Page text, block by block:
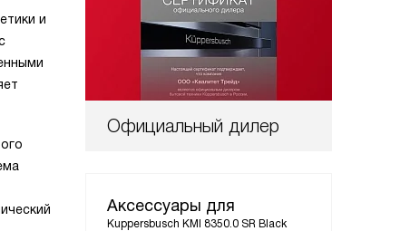
Официальный дилер
Аксессуары для
Kuppersbusch KMI 8350.0 SR Black
и